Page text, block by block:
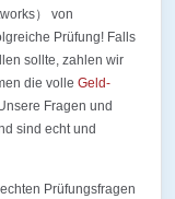
） von
Prüfung! Falls
sollte, zahlen wir
die volle Geld-
Fragen und
sind echt und
Prüfungsfragen